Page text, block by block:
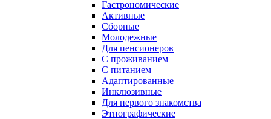
Гастрономические
Активные
Сборные
Молодежные
Для пенсионеров
С проживанием
С питанием
Адаптированные
Инклюзивные
Для первого знакомства
Этнографические